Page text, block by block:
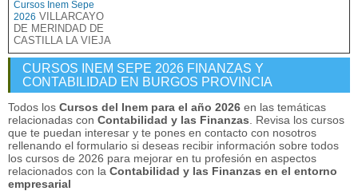
Cursos Inem Sepe
2026 VILLARCAYO
DE MERINDAD DE
CASTILLA LA VIEJA
CURSOS INEM SEPE 2026 FINANZAS Y
CONTABILIDAD EN BURGOS PROVINCIA
Todos los Cursos del Inem para el año 2026 en las temáticas
relacionadas con Contabilidad y las Finanzas . Revisa los cursos
que te puedan interesar y te pones en contacto con nosotros
rellenando el formulario si deseas recibir información sobre todos
los cursos de 2026 para mejorar en tu profesión en aspectos
relacionados con la Contabilidad y las Finanzas en el entorno
empresarial